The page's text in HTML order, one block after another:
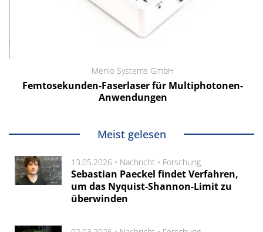
Menlo Systems GmbH
Femtosekunden-Faserlaser für Multiphotonen-
Anwendungen
Meist gelesen
13.05.2026 • Nachricht • Forschung
Sebastian Paeckel findet Verfahren,
um das Nyquist-Shannon-Limit zu
überwinden